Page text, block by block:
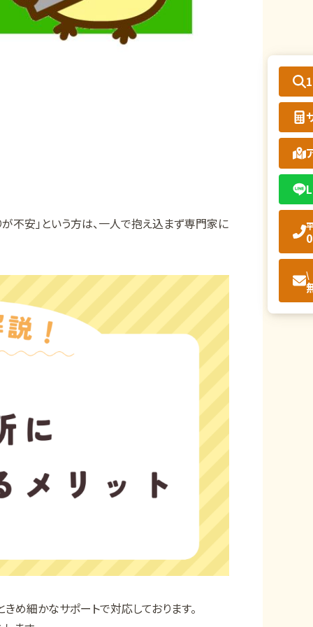
不安」という方は、一人で抱え込まず専門家に
め細かなサポートで対応しております。
\